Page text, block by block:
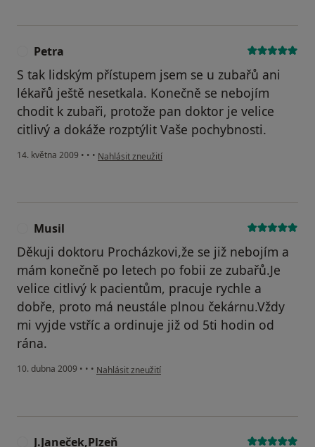
Petra
S tak lidským přístupem jsem se u zubařů ani
lékařů ještě nesetkala. Konečně se nebojím
chodit k zubaři, protože pan doktor je velice
citlivý a dokáže rozptýlit Vaše pochybnosti.
14. května 2009 • • • podle názoru uživatele Petra
Nahlásit zneužití
Musil
Děkuji doktoru Procházkovi,že se již nebojím a
mám konečně po letech po fobii ze zubařů.Je
velice citlivý k pacientům, pracuje rychle a
dobře, proto má neustále plnou čekárnu.Vždy
mi vyjde vstříc a ordinuje již od 5ti hodin od
rána.
10. dubna 2009 • • • podle názoru uživatele Musil
Nahlásit zneužití
J.Janeček,Plzeň